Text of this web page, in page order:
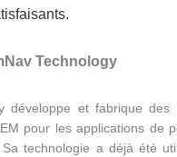
Technology
développe et fabrique
pour les applications de
technologie a déjà été